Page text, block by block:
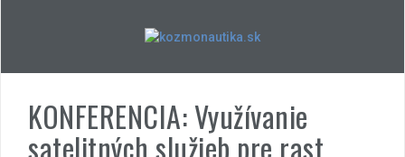
KONFERENCIA: Využívanie
satelitných služieb pre rast